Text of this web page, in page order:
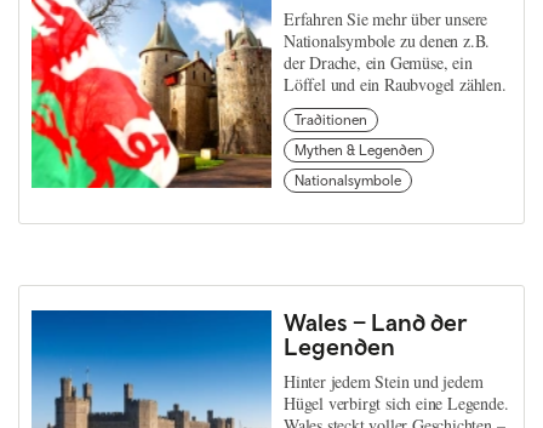
Erfahren Sie mehr über unsere
Nationalsymbole zu denen z.B.
der Drache, ein Gemüse, ein
Löffel und ein Raubvogel zählen.
Traditionen
Mythen & Legenden
Nationalsymbole
Wales – Land der
Legenden
Hinter jedem Stein und jedem
Hügel verbirgt sich eine Legende.